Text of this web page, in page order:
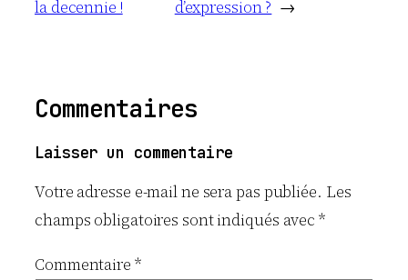
la decennie !
d’expression ? →
Commentaires
Laisser un commentaire
Votre adresse e-mail ne sera pas publiée. Les
champs obligatoires sont indiqués avec*
Commentaire *